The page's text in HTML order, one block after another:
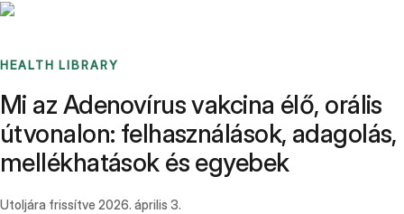
HEALTH LIBRARY
Mi az Adenovírus vakcina élő, orális
útvonalon: felhasználások, adagolás,
mellékhatások és egyebek
Utoljára frissítve 2026. április 3.